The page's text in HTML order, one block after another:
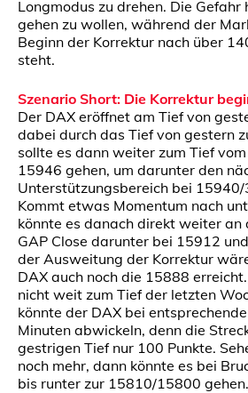
Longmodus zu drehen. Die Gefahr
gehen zu wollen, während der
Beginn der Korrektur nach über
steht.
Szenario Short: Die Korrektur
Der DAX eröffnet am Tief von
dabei durch das Tief von gestern
sollte es dann weiter zum Tief
15946 gehen, um darunter den
Unterstützungsbereich bei 15940/
Kommt etwas Momentum nach
könnte es danach direkt weiter an
GAP Close darunter bei 15912
der Ausweitung der Korrektur
DAX auch noch die 15888
nicht weit zum Tief der letzten
könnte der DAX bei
Minuten abwickeln, denn die
gestrigen Tief nur 100 Punkte.
noch mehr, dann könnte es bei
bis runter zur 15810/15800 gehen.